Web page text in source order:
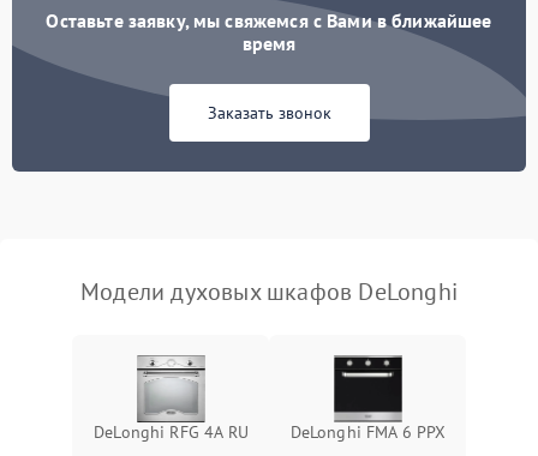
Оставьте заявку, мы свяжемся с Вами в ближайшее
время
Заказать звонок
Модели духовых шкафов DeLonghi
DeLonghi RFG 4A RU DeLonghi FMA 6 PPX